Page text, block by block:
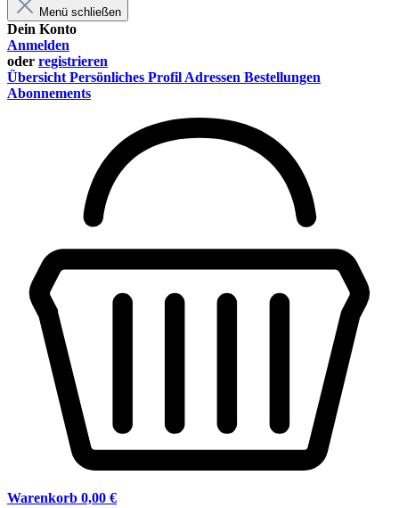
Menü schließen
Dein Konto
Anmelden
oder registrieren
Übersicht Persönliches Profil Adressen Bestellungen
Abonnements
Warenkorb 0,00 €